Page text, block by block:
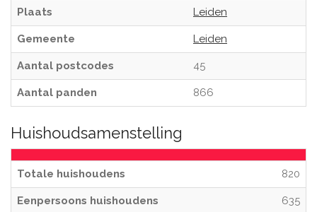
Plaats Leiden
Gemeente Leiden
Aantal postcodes 45
Aantal panden 866
Huishoudsamenstelling
Totale huishoudens 820
Eenpersoons huishoudens 635